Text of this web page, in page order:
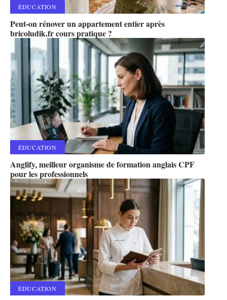
ÉDUCATION
Peut-on rénover un appartement entier après
bricoludik.fr cours pratique ?
ÉDUCATION
Anglify, meilleur organisme de formation anglais CPF
pour les professionnels
ÉDUCATION